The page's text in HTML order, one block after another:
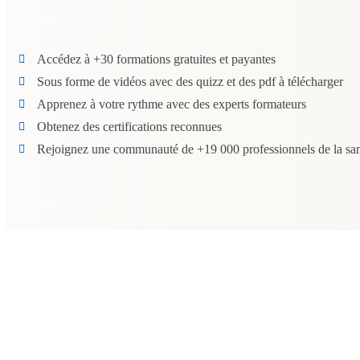
Accédez à +30 formations gratuites et payantes
Sous forme de vidéos avec des quizz et des pdf à télécharger
Apprenez à votre rythme avec des experts formateurs
Obtenez des certifications reconnues
Rejoignez une communauté de +19 000 professionnels de la